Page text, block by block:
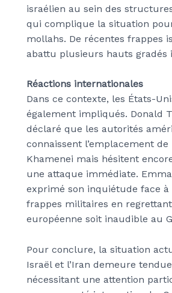
israélien au sein des
qui complique la situation
mollahs. De récentes frappes
abattu plusieurs hauts gradés
Réactions internationales
Dans ce contexte, les États-
également impliqués. Donald
déclaré que les autorités
connaissent l’emplacement de
Khamenei mais hésitent
une attaque immédiate.
exprimé son inquiétude face à
frappes militaires en
européenne soit inaudible au
Pour conclure, la situation
Israël et l’Iran demeure
nécessitant une attention